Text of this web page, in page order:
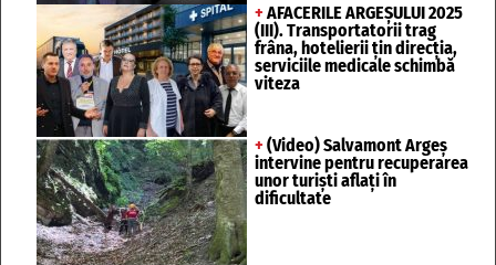
+ AFACERILE ARGEȘULUI 2025
(III). Transportatorii trag
frâna, hotelierii țin direcția,
serviciile medicale schimbă
viteza
+ (Video) Salvamont Argeș
intervine pentru recuperarea
unor turişti aflaţi în
dificultate